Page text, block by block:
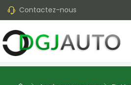
Contactez-nous